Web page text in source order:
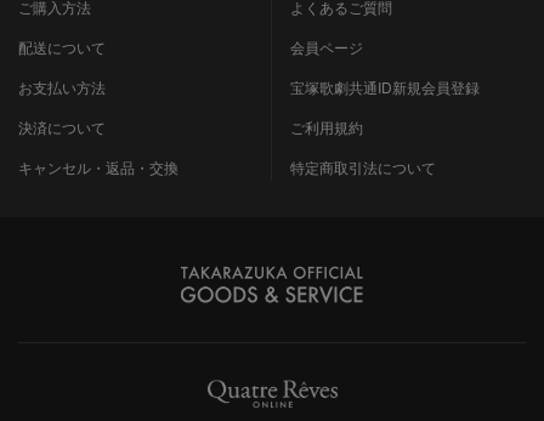
ご購入方法
配送について
お支払い方法
決済について
キャンセル・返品・交換
よくあるご質問
会員ページ
宝塚歌劇共通ID新規会員登録
ご利用規約
特定商取引法について